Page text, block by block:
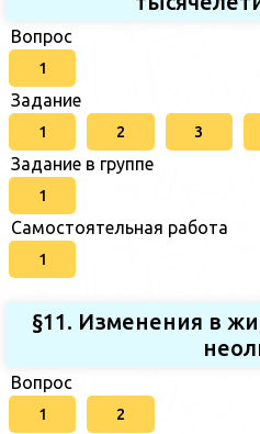
Вопрос
1
Задание
1 2 3
Задание в группе
1
Самостоятельная работа
1
§11. Изменения в
Вопрос
1 2